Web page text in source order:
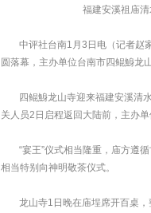
福建安溪祖庙
中评社台南1月3日电（记者赵
圆落幕，主办单位台南市四鲲鯓龙
四鲲鯓龙山寺迎来福建安溪清
关人员2日启程返回大陆前，主办单
“宴王”仪式相当隆重，庙方遵
相当特别向神明敬茶仪式。
龙山寺1日晚在庙埕席开百桌